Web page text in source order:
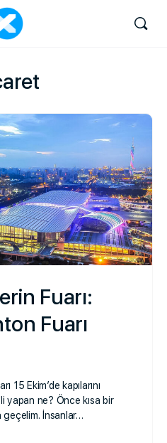
Fuarı:
Fuarı
15 Ekim’de kapılarını
yapan ne? Önce kısa bir
İnsanlar…